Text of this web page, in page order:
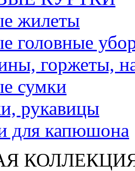
жилеты
головные
горжеты,
сумки
рукавицы
для капюшона